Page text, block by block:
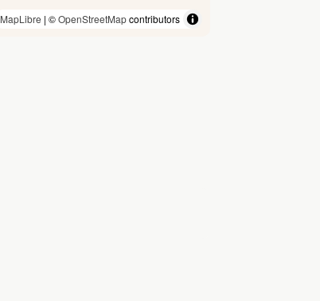
MapLibre | ©OpenStreetMapcontributors